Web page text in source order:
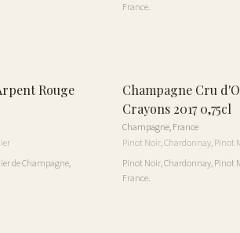
France.
Rouge
de Champagne,
Champagne Cru
Crayons 2017 0,75cl
Champagne,France
Pinot Noir, Chardonnay, Pinot
Pinot Noir, Chardonnay, Pinot
France.